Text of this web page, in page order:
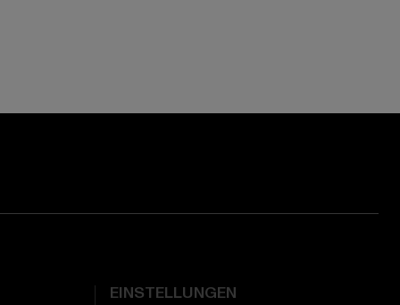
EINSTELLUNGEN